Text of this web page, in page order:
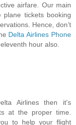
airfare. Our main
tickets booking
Hence, don’t
Delta Airlines Phone
hour also.
Airlines then it's
at the proper time.
to help your flight